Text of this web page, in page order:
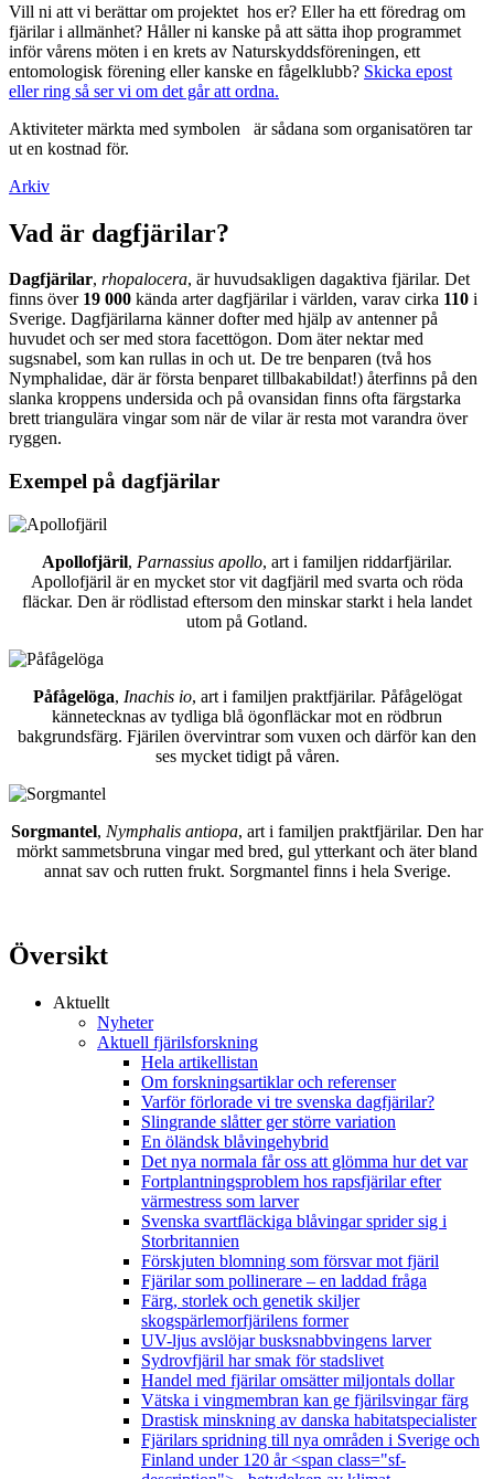
Vill ni att vi berättar om projektet hos er? Eller ha ett föredrag om
fjärilar i allmänhet? Håller ni kanske på att sätta ihop programmet
inför vårens möten i en krets av Naturskyddsföreningen, ett
entomologisk förening eller kanske en fågelklubb? Skicka epost
eller ring så ser vi om det går att ordna.
Aktiviteter märkta med symbolen
är sådana som organisatören tar
ut en kostnad för.
Arkiv
Vad är dagfjärilar?
Dagfjärilar, rhopalocera, är huvudsakligen dagaktiva fjärilar. Det
finns över 19 000 kända arter dagfjärilar i världen, varav cirka 110 i
Sverige. Dagfjärilarna känner dofter med hjälp av antenner på
huvudet och ser med stora facettögon. Dom äter nektar med
sugsnabel, som kan rullas in och ut. De tre benparen (två hos
Nymphalidae, där är första benparet tillbakabildat!) återfinns på den
slanka kroppens undersida och på ovansidan finns ofta färgstarka
brett triangulära vingar som när de vilar är resta mot varandra över
ryggen.
Exempel på dagfjärilar
Apollofjäril, Parnassius apollo, art i familjen riddarfjärilar.
Apollofjäril är en mycket stor vit dagfjäril med svarta och röda
fläckar. Den är rödlistad eftersom den minskar starkt i hela landet
utom på Gotland.
Påfågelöga, Inachis io, art i familjen praktfjärilar. Påfågelögat
kännetecknas av tydliga blå ögonfläckar mot en rödbrun
bakgrundsfärg. Fjärilen övervintrar som vuxen och därför kan den
ses mycket tidigt på våren.
Sorgmantel, Nymphalis antiopa, art i familjen praktfjärilar. Den har
mörkt sammetsbruna vingar med bred, gul ytterkant och äter bland
annat sav och rutten frukt. Sorgmantel finns i hela Sverige.
Översikt
Aktuellt
Nyheter
Aktuell fjärilsforskning
Hela artikellistan
Om forskningsartiklar och referenser
Varför förlorade vi tre svenska dagfjärilar?
Slingrande slåtter ger större variation
En öländsk blåvingehybrid
Det nya normala får oss att glömma hur det var
Fortplantningsproblem hos rapsfjärilar efter
värmestress som larver
Svenska svartfläckiga blåvingar sprider sig i
Storbritannien
Förskjuten blomning som försvar mot fjäril
Fjärilar som pollinerare – en laddad fråga
Färg, storlek och genetik skiljer
skogspärlemorfjärilens former
UV-ljus avslöjar busksnabbvingens larver
Sydrovfjäril har smak för stadslivet
Handel med fjärilar omsätter miljontals dollar
Vätska i vingmembran kan ge fjärilsvingar färg
Drastisk minskning av danska habitatspecialister
Fjärilars spridning till nya områden i Sverige och
Finland under 120 år <span class="sf-